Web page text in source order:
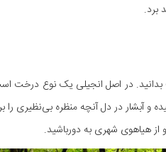
برد.
بدانید. در اصل انجیلی یک نوع درخت
و آبشار در دل آنچه منظره بی‌نظیری را
هیاهوی شهری به دورباشید.